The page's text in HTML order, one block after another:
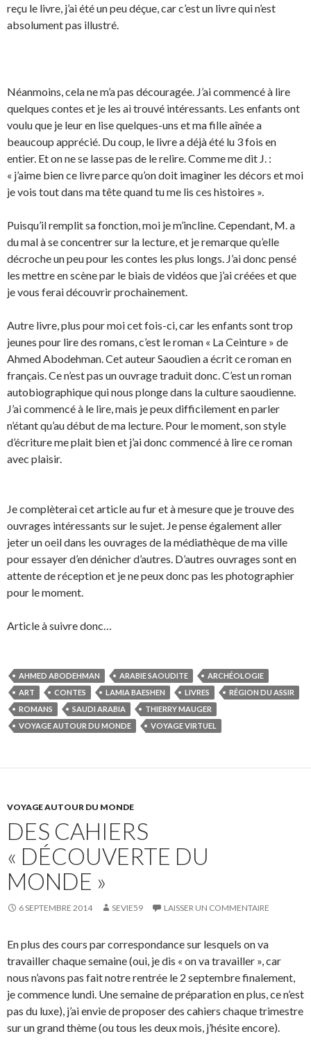
reçu le livre, j’ai été un peu déçue, car c’est un livre qui n’est
absolument pas illustré.
Néanmoins, cela ne m’a pas découragée. J’ai commencé à lire
quelques contes et je les ai trouvé intéressants. Les enfants ont
voulu que je leur en lise quelques-uns et ma fille aînée a
beaucoup apprécié. Du coup, le livre a déjà été lu 3 fois en
entier. Et on ne se lasse pas de le relire. Comme me dit J. :
« j’aime bien ce livre parce qu’on doit imaginer les décors et moi
je vois tout dans ma tête quand tu me lis ces histoires ».
Puisqu’il remplit sa fonction, moi je m’incline. Cependant, M. a
du mal à se concentrer sur la lecture, et je remarque qu’elle
décroche un peu pour les contes les plus longs. J’ai donc pensé
les mettre en scène par le biais de vidéos que j’ai créées et que
je vous ferai découvrir prochainement.
Autre livre, plus pour moi cet fois-ci, car les enfants sont trop
jeunes pour lire des romans, c’est le roman « La Ceinture » de
Ahmed Abodehman. Cet auteur Saoudien a écrit ce roman en
français. Ce n’est pas un ouvrage traduit donc. C’est un roman
autobiographique qui nous plonge dans la culture saoudienne.
J’ai commencé à le lire, mais je peux difficilement en parler
n’étant qu’au début de ma lecture. Pour le moment, son style
d’écriture me plait bien et j’ai donc commencé à lire ce roman
avec plaisir.
Je complèterai cet article au fur et à mesure que je trouve des
ouvrages intéressants sur le sujet. Je pense également aller
jeter un oeil dans les ouvrages de la médiathèque de ma ville
pour essayer d’en dénicher d’autres. D’autres ouvrages sont en
attente de réception et je ne peux donc pas les photographier
pour le moment.
Article à suivre donc…
AHMED ABODEHMAN ARABIE SAOUDITE
ARCHÉOLOGIE
ART
CONTES LAMIA BAESHEN LIVRES
RÉGION DU ASSIR
ROMANS
SAUDI ARABIA
THIERRY MAUGER
VOYAGE AUTOUR DU MONDE
VOYAGE VIRTUEL
VOYAGE AUTOUR DU MONDE
DES CAHIERS
« DÉCOUVERTE DU
MONDE »
6 SEPTEMBRE 2014 SEVIE59 LAISSER UN COMMENTAIRE
En plus des cours par correspondance sur lesquels on va
travailler chaque semaine (oui, je dis « on va travailler », car
nous n’avons pas fait notre rentrée le 2 septembre finalement,
je commence lundi. Une semaine de préparation en plus, ce n’est
pas du luxe), j’ai envie de proposer des cahiers chaque trimestre
sur un grand thème (ou tous les deux mois, j’hésite encore).